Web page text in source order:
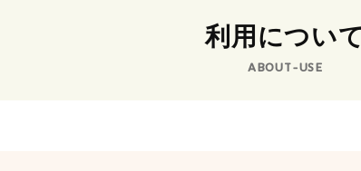
利用につい
ABOUT-USE